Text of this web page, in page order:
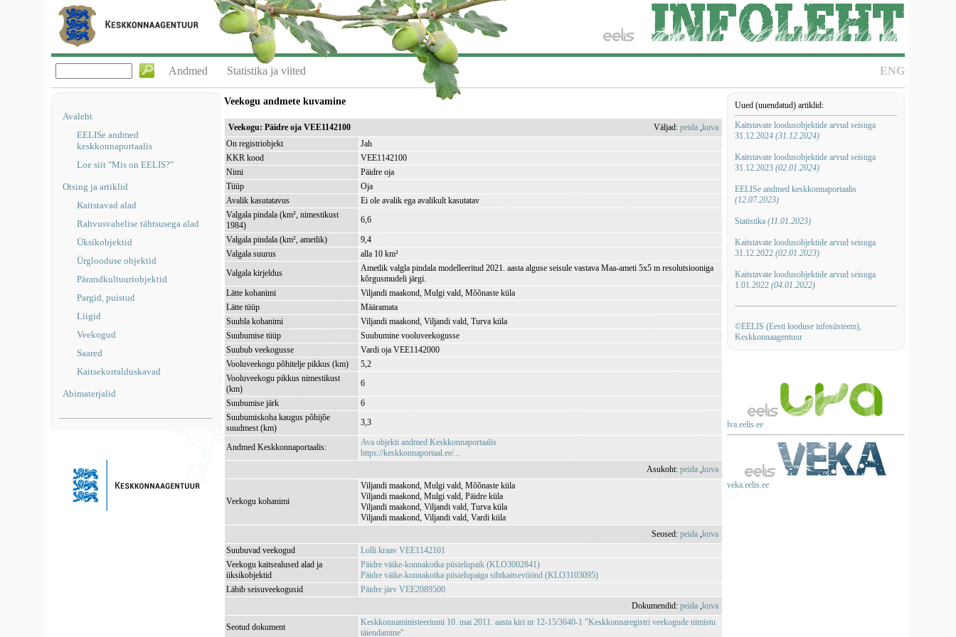
ENG
Andmed Statistika ja viited
Avaleht
EELISe andmed
keskkonnaportaalis
Loe siit "Mis on EELIS?"
Otsing ja artiklid
Kaitstavad alad
Rahvusvahelise tähtsusega alad
Üksikobjektid
Ürglooduse objektid
Pärandkultuuriobjektid
Pargid, puistud
Liigid
Veekogud
Saared
Kaitsekorralduskavad
Abimaterjalid
Uued (uuendatud) artiklid:
Kaitstavate loodusobjektide arvud seisuga
31.12.2024 (31.12.2024)
Kaitstavate loodusobjektide arvud seisuga
31.12.2023 (02.01.2024)
EELISe andmed keskkonnaportaalis
(12.07.2023)
Statistika (11.01.2023)
Kaitstavate loodusobjektide arvud seisuga
31.12.2022 (02.01.2023)
Kaitstavate loodusobjektide arvud seisuga
1.01.2022 (04.01.2022)
©EELIS (Eesti looduse infosüsteem),
Keskkonnaagentuur
lva.eelis.ee
veka.eelis.ee
Veekogu andmete kuvamine
Veekogu: Päidre oja VEE1142100 Väljad:peida ,kuva
On registriobjekt
Jah
KKR kood
VEE1142100
Nimi
Päidre oja
Tüüp
Oja
Avalik kasutatavus
Ei ole avalik ega avalikult kasutatav
Valgala pindala (km², nimestikust
1984)
6,6
Valgala pindala (km², ametlik)
9,4
Valgala suurus
alla 10 km²
Valgala kirjeldus
Ametlik valgla pindala modelleeritud 2021. aasta alguse seisule vastava Maa-ameti 5x5 m resolutsiooniga
kõrgusmudeli järgi.
Lätte kohanimi
Viljandi maakond, Mulgi vald, Mõõnaste küla
Lätte tüüp
Määramata
Suubla kohanimi
Viljandi maakond, Viljandi vald, Turva küla
Suubumise tüüp
Suubumine vooluveekogusse
Suubub veekogusse
Vardi oja VEE1142000
Vooluveekogu põhitelje pikkus (km)
5,2
Vooluveekogu pikkus nimestikust
(km)
6
Suubumise järk
6
Suubumiskoha kaugus põhijõe
suudmest (km)
3,3
Andmed Keskkonnaportaalis:
Ava objekti andmed Keskkonnaportaalis
https://keskkonnaportaal.ee/...
Asukoht:peida ,kuva
Veekogu kohanimi
Viljandi maakond, Mulgi vald, Mõõnaste küla
Viljandi maakond, Mulgi vald, Päidre küla
Viljandi maakond, Viljandi vald, Turva küla
Viljandi maakond, Viljandi vald, Vardi küla
Seosed:peida ,kuva
Suubuvad veekogud
Lolli kraav VEE1142101
Veekogu kaitsealused alad ja
üksikobjektid
Päidre väike-konnakotka püsielupaik (KLO3002841)
Päidre väike-konnakotka püsielupaiga sihtkaitsevöönd (KLO3103095)
Läbib seisuveekogusid
Päidre järv VEE2089500
Dokumendid:peida ,kuva
Seotud dokument
Keskkonnaministeeriumi 10. mai 2011. aasta kiri nr 12-15/3640-1 "Keskkonnaregistri veekogude nimistu
täiendamine"